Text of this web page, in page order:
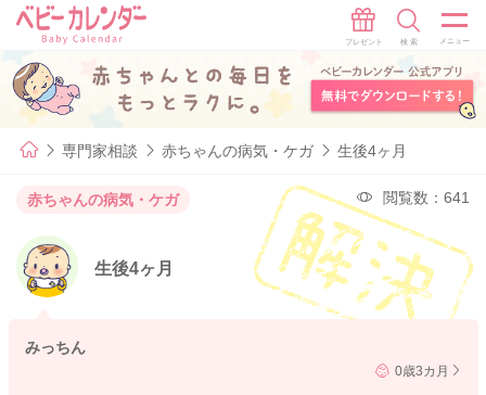
専門家相談 赤ちゃんの病気・ケガ 生後4ヶ月
赤ちゃんの病気・ケガ 閲覧数：641
生後4ヶ月
みっちん
0歳3カ月